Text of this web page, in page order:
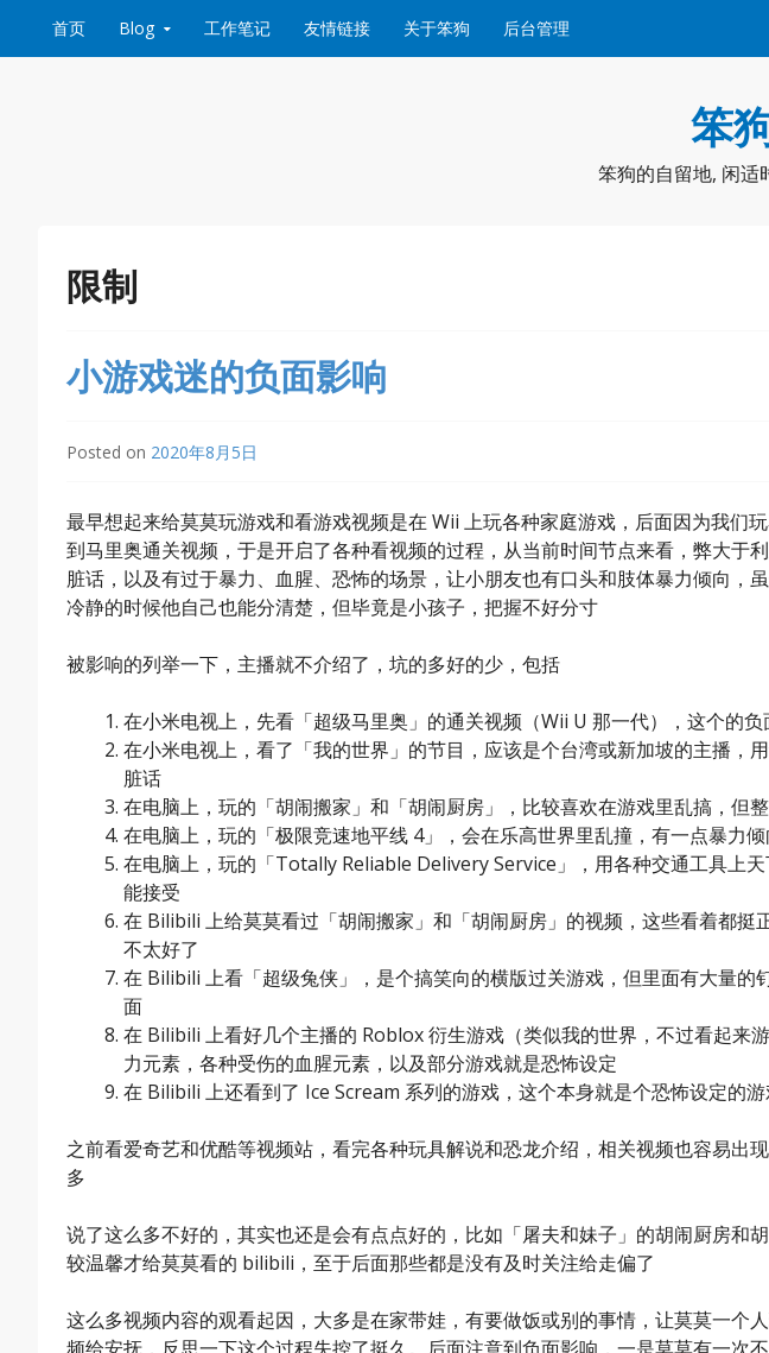
首页 Blog 工作笔记 友情链接 关于笨狗 后台管理
笨
笨狗的自留地, 闲适
限制
小游戏迷的负面影响
Posted on 2020年8月5日
最早想起来给莫莫玩游戏和看游戏视频是在 Wii 上玩各种家庭游戏，后面因为我们
到马里奥通关视频，于是开启了各种看视频的过程，从当前时间节点来看，弊大于
脏话，以及有过于暴力、血腥、恐怖的场景，让小朋友也有口头和肢体暴力倾向，
冷静的时候他自己也能分清楚，但毕竟是小孩子，把握不好分寸
被影响的列举一下，主播就不介绍了，坑的多好的少，包括
在小米电视上，先看「超级马里奥」的通关视频（Wii U 那一代），这个的
在小米电视上，看了「我的世界」的节目，应该是个台湾或新加坡的主播，
脏话
在电脑上，玩的「胡闹搬家」和「胡闹厨房」，比较喜欢在游戏里乱搞，但
在电脑上，玩的「极限竞速地平线 4」，会在乐高世界里乱撞，有一点暴力
在电脑上，玩的「Totally Reliable Delivery Service」，用各种交通工具上
能接受
在 Bilibili 上给莫莫看过「胡闹搬家」和「胡闹厨房」的视频，这些看着都挺
不太好了
在 Bilibili 上看「超级兔侠」，是个搞笑向的横版过关游戏，但里面有大量的
面
在 Bilibili 上看好几个主播的 Roblox 衍生游戏（类似我的世界，不过看起来
力元素，各种受伤的血腥元素，以及部分游戏就是恐怖设定
在 Bilibili 上还看到了 Ice Scream 系列的游戏，这个本身就是个恐怖设定的
之前看爱奇艺和优酷等视频站，看完各种玩具解说和恐龙介绍，相关视频也容易出
多
说了这么多不好的，其实也还是会有点点好的，比如「屠夫和妹子」的胡闹厨房和
较温馨才给莫莫看的 bilibili，至于后面那些都是没有及时关注给走偏了
这么多视频内容的观看起因，大多是在家带娃，有要做饭或别的事情，让莫莫一个